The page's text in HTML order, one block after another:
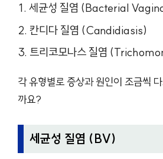
세균성 질염 (Bacterial
칸디다 질염 (Candidiasis)
트리코모나스 질염
각 유형별로 증상과 원인이 조금씩
까요?
세균성 질염 (BV)